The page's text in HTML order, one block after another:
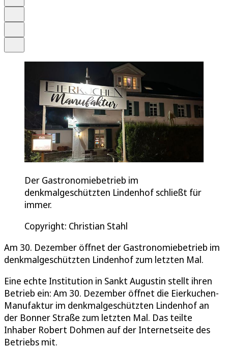
Der Gastronomiebetrieb im
denkmalgeschützten Lindenhof schließt für
immer.
Copyright: Christian Stahl
Am 30. Dezember öffnet der Gastronomiebetrieb im
denkmalgeschützten Lindenhof zum letzten Mal.
Eine echte Institution in Sankt Augustin stellt ihren
Betrieb ein: Am 30. Dezember öffnet die Eierkuchen-
Manufaktur im denkmalgeschützten Lindenhof an
der Bonner Straße zum letzten Mal. Das teilte
Inhaber Robert Dohmen auf der Internetseite des
Betriebs mit.